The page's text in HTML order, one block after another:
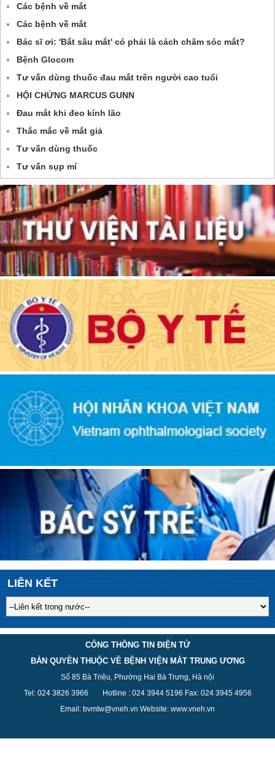
Các bệnh về mắt
Các bệnh về mắt
Bác sĩ ơi: 'Bắt sâu mắt' có phải là cách chăm sóc mắt?
Bệnh Glocom
Tư vấn dùng thuốc đau mắt trên người cao tuổi
HỘI CHỨNG MARCUS GUNN
Đau mắt khi đeo kính lão
Thắc mắc về mắt giả
Tư vấn dùng thuốc
Tư vấn sụp mí
LIÊN KẾT
CỔNG THÔNG TIN ĐIỆN TỬ
BẢN QUYỀN THUỘC VỀ BỆNH VIỆN MẮT TRUNG ƯƠNG
Số 85 Bà Triệu, Phường Hai Bà Trưng, Hà nội
Tel: 024 3826 3966 Hotline : 024 3944 5196 Fax: 024 3945 4956
Email: bvmtw@vneh.vn Website: www.vneh.vn